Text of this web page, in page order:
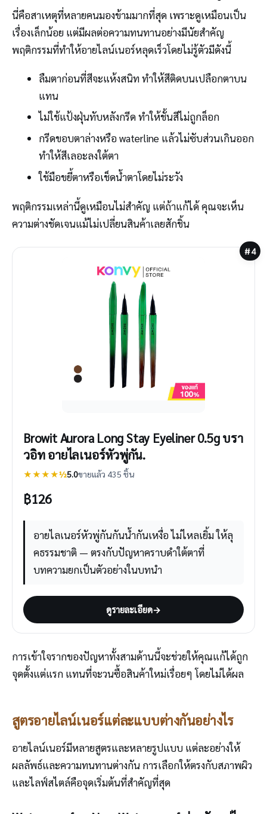
นี่คือสาเหตุที่หลายคนมองข้ามมากที่สุด เพราะดูเหมือนเป็น
เรื่องเล็กน้อย แต่มีผลต่อความทนทานอย่างมีนัยสำคัญ
พฤติกรรมที่ทำให้อายไลน์เนอร์หลุดเร็วโดยไม่รู้ตัวมีดังนี้
ลืมตาก่อนที่สีจะแห้งสนิท ทำให้สีติดบนเปลือกตาบน
แทน
ไม่ใช้แป้งฝุ่นทับหลังกรีด ทำให้ชั้นสีไม่ถูกล็อก
กรีดขอบตาล่างหรือ waterline แล้วไม่ซับส่วนเกินออก
ทำให้สีเลอะลงใต้ตา
ใช้มือขยี้ตาหรือเช็ดน้ำตาโดยไม่ระวัง
พฤติกรรมเหล่านี้ดูเหมือนไม่สำคัญ แต่ถ้าแก้ได้ คุณจะเห็น
ความต่างชัดเจนแม้ไม่เปลี่ยนสินค้าเลยสักชิ้น
#4
Browit Aurora Long Stay Eyeliner 0.5g บรา
วอิท อายไลเนอร์หัวพู่กัน.
★★★★½5.0ขายแล้ว 435 ชิ้น
฿126
อายไลเนอร์หัวพู่กันกันน้ำกันเหงื่อ ไม่ไหลเยิ้ม ให้ลุ
คธรรมชาติ — ตรงกับปัญหาคราบดำใต้ตาที่
บทความยกเป็นตัวอย่างในบทนำ
ดูรายละเอียด→
การเข้าใจรากของปัญหาทั้งสามด้านนี้จะช่วยให้คุณแก้ได้ถูก
จุดตั้งแต่แรก แทนที่จะวนซื้อสินค้าใหม่เรื่อยๆ โดยไม่ได้ผล
สูตรอายไลน์เนอร์แต่ละแบบต่างกันอย่างไร
อายไลน์เนอร์มีหลายสูตรและหลายรูปแบบ แต่ละอย่างให้
ผลลัพธ์และความทนทานต่างกัน การเลือกให้ตรงกับสภาพผิว
และไลฟ์สไตล์คือจุดเริ่มต้นที่สำคัญที่สุด